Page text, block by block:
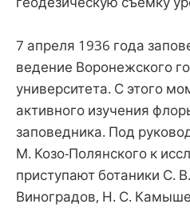
7 апреля 1936 года
ведение Воронежского
университета. С этого
активного изучения
заповедника. Под
М. Козо-Полянского к
приступают ботаники С.
Виноградов, Н. С.